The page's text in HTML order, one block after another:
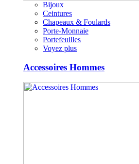
Bijoux
Ceintures
Chapeaux & Foulards
Porte-Monnaie
Portefeuilles
Voyez plus
Accessoires Hommes